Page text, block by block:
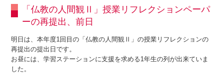
「仏教の人間観Ⅱ」授業リフレクションペーパ
ーの再提出、前日
明日は、本年度1回目の「仏教の人間観Ⅱ」の授業リフレクションの
再提出の提出日です。
お昼には、学習ステーションに支援を求める1年生の列が出来ていま
した。